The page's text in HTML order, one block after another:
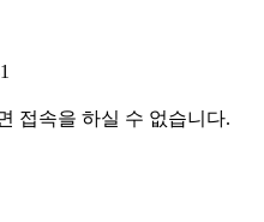
접속을 하실 수 없습니다.